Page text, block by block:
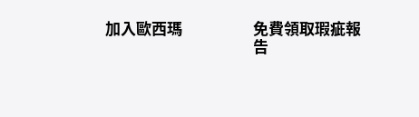
加入歐西瑪
免費領取瑕疵報
告